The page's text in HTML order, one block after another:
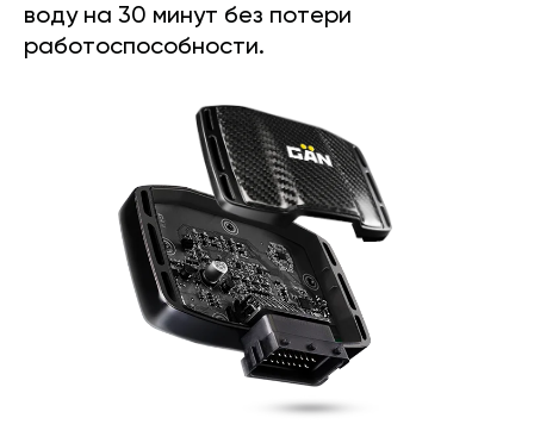
воду на 30 минут без потери
работоспособности.